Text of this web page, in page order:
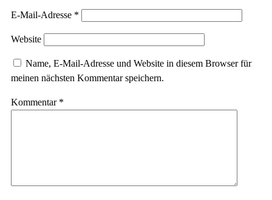
E-Mail-Adresse *
Website
Name, E-Mail-Adresse und Website in diesem Browser für
meinen nächsten Kommentar speichern.
Kommentar *